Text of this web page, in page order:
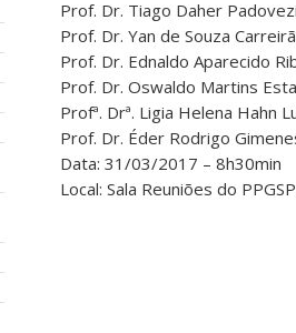
Prof. Dr. Tiago Daher
Prof. Dr. Yan de Souza
Prof. Dr. Ednaldo Aparecido
Prof. Dr. Oswaldo Martins
Profª. Drª. Ligia Helena Hahn
Prof. Dr. Éder Rodrigo
Data: 31/03/2017 – 8h30min
Local: Sala Reuniões do